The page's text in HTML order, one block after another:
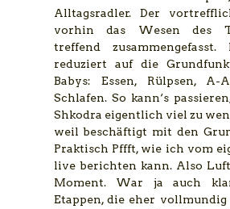
Alltagsradler. Der
vorhin das Wesen des
treffend
reduziert auf die
Babys: Essen, Rülpsen, A-
Schlafen. So kann‘s
Shkodra eigentlich viel zu
weil beschäftigt mit den
Praktisch Pffft, wie ich vom
live berichten kann. Also
Moment. War ja auch
Etappen, die eher vollmundig